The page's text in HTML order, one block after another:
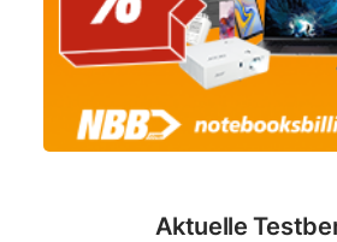
Aktuelle